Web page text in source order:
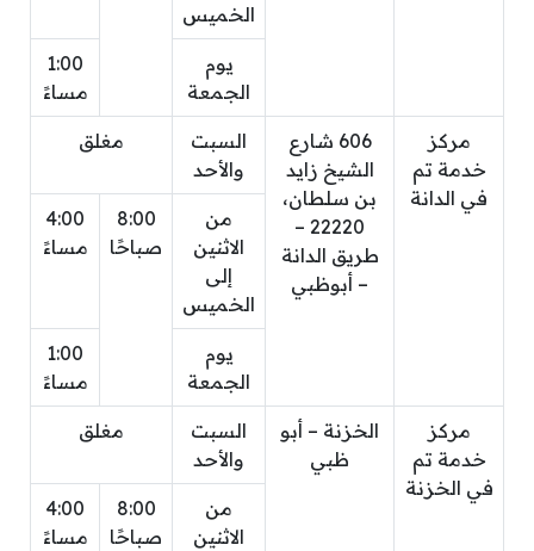
الخميس
يوم
الجمعة
1:00
مساءً
مركز
خدمة تم
في الدانة
606 شارع
الشيخ زايد
بن سلطان،
22220 –
طريق الدانة
– أبوظبي
السبت
والأحد
مغلق
من
الاثنين
إلى
الخميس
8:00
صباحًا
4:00
مساءً
يوم
الجمعة
1:00
مساءً
مركز
خدمة تم
في الخزنة
الخزنة – أبو
ظبي
السبت
والأحد
مغلق
من
الاثنين
8:00
صباحًا
4:00
مساءً